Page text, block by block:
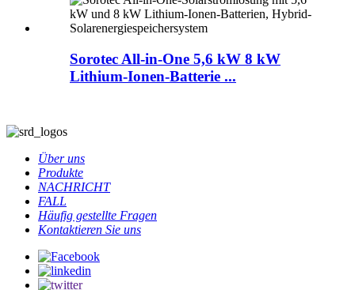
Sorotec All-in-One 5,6 kW 8 kW
Lithium-Ionen-Batterie ...
Über uns
Produkte
NACHRICHT
FALL
Häufig gestellte Fragen
Kontaktieren Sie uns